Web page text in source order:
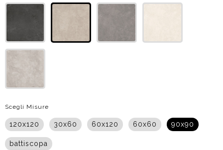
Scegli Misure
120x120 30x60 60x120 60x60 90x90
battiscopa